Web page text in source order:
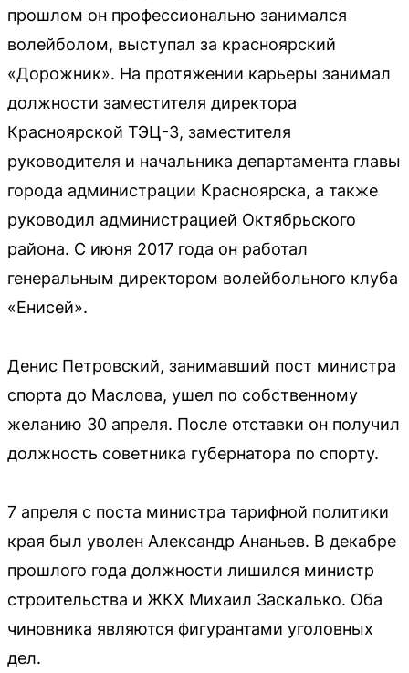
прошлом он профессионально занимался
волейболом, выступал за красноярский
«Дорожник». На протяжении карьеры занимал
должности заместителя директора
Красноярской ТЭЦ-3, заместителя
руководителя и начальника департамента главы
города администрации Красноярска, а также
руководил администрацией Октябрьского
района. С июня 2017 года он работал
генеральным директором волейбольного клуба
«Енисей».
Денис Петровский, занимавший пост министра
спорта до Маслова, ушел по собственному
желанию 30 апреля. После отставки он получил
должность советника губернатора по спорту.
7 апреля с поста министра тарифной политики
края был уволен Александр Ананьев. В декабре
прошлого года должности лишился министр
строительства и ЖКХ Михаил Заскалько. Оба
чиновника являются фигурантами уголовных
дел.